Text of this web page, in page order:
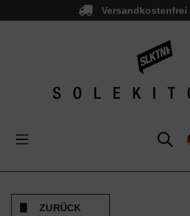
springen Versandkostenfrei
ZURÜCK